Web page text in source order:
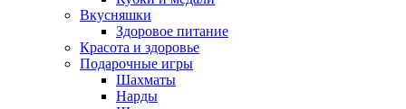
Вкусняшки
Здоровое питание
Красота и здоровье
Подарочные игры
Шахматы
Нарды